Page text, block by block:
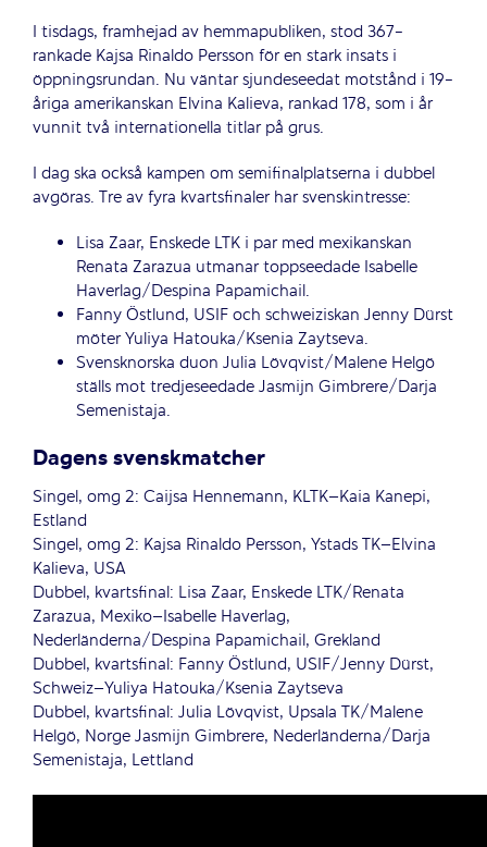
I tisdags, framhejad av hemmapubliken, stod 367-
rankade Kajsa Rinaldo Persson för en stark insats i
öppningsrundan. Nu väntar sjundeseedat motstånd i 19-
åriga amerikanskan Elvina Kalieva, rankad 178, som i år
vunnit två internationella titlar på grus.
I dag ska också kampen om semifinalplatserna i dubbel
avgöras. Tre av fyra kvartsfinaler har svenskintresse:
Lisa Zaar, Enskede LTK i par med mexikanskan
Renata Zarazua utmanar toppseedade Isabelle
Haverlag/Despina Papamichail.
Fanny Östlund, USIF och schweiziskan Jenny Dürst
möter Yuliya Hatouka/Ksenia Zaytseva.
Svensknorska duon Julia Lövqvist/Malene Helgö
ställs mot tredjeseedade Jasmijn Gimbrere/Darja
Semenistaja.
Dagens svenskmatcher
Singel, omg 2: Caijsa Hennemann, KLTK–Kaia Kanepi,
Estland
Singel, omg 2: Kajsa Rinaldo Persson, Ystads TK–Elvina
Kalieva, USA
Dubbel, kvartsfinal: Lisa Zaar, Enskede LTK/Renata
Zarazua, Mexiko–Isabelle Haverlag,
Nederländerna/Despina Papamichail, Grekland
Dubbel, kvartsfinal: Fanny Östlund, USIF/Jenny Dürst,
Schweiz–Yuliya Hatouka/Ksenia Zaytseva
Dubbel, kvartsfinal: Julia Lövqvist, Upsala TK/Malene
Helgö, Norge Jasmijn Gimbrere, Nederländerna/Darja
Semenistaja, Lettland